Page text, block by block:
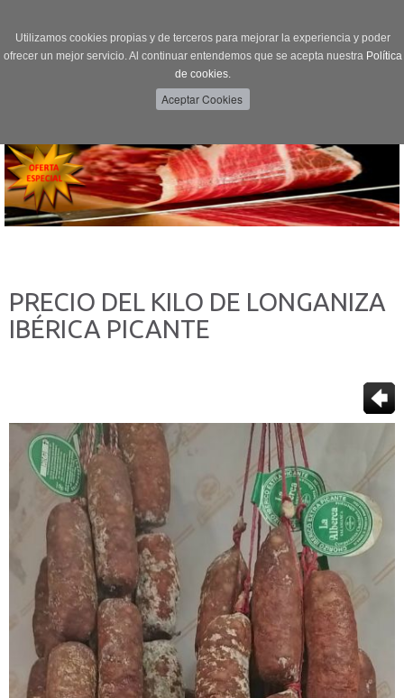
Utilizamos cookies propias y de terceros para mejorar la experiencia y poder
ofrecer un mejor servicio. Al continuar entendemos que se acepta nuestra Política
de cookies.
PRECIO DEL KILO DE LONGANIZA
IBÉRICA PICANTE